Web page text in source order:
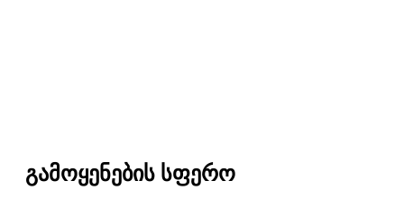
გამოყენების სფერო